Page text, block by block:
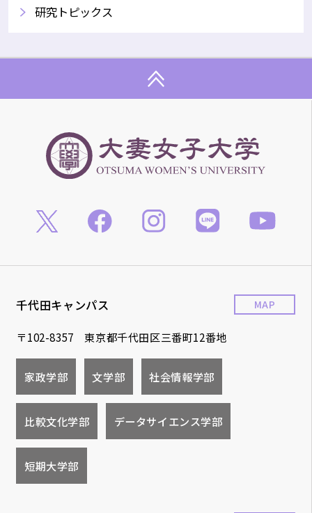
研究トピックス
千代田キャンパス
〒102-8357 東京都千代田区三番町12番地
MAP
家政学部 文学部 社会情報学部
比較文化学部 データサイエンス学部
短期大学部